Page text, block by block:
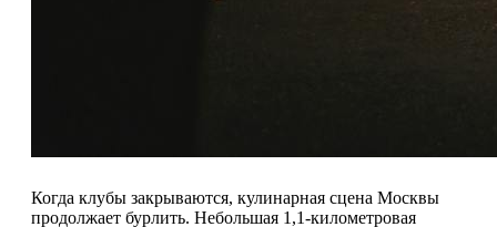
Когда клубы закрываются, кулинарная сцена Москвы
продолжает бурлить. Небольшая 1,1-километровая